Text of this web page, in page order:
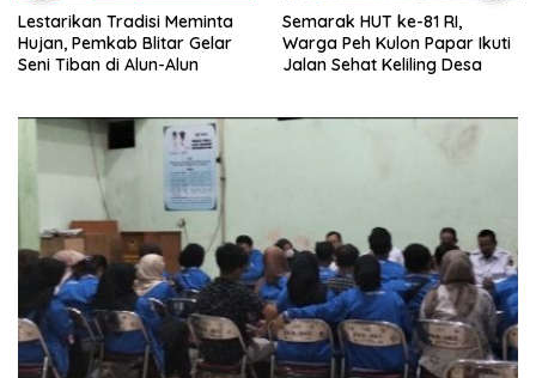
Lestarikan Tradisi Meminta
Hujan, Pemkab Blitar Gelar
Seni Tiban di Alun-Alun
Semarak HUT ke-81 RI,
Warga Peh Kulon Papar Ikuti
Jalan Sehat Keliling Desa